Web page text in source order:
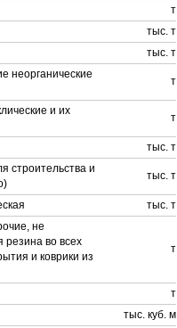
т
тыс. т
тыс. т
неорганические
т
и их
т
тыс. т
строительства и
тыс. т
тыс. т
не
резина во всех
и коврики из
т
т
тыс. куб. м